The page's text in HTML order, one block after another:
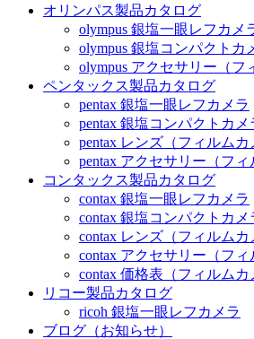
オリンパス製品カタログ
olympus 銀塩一眼レフカメ
olympus 銀塩コンパクトカ
olympus アクセサリー（フ
ペンタックス製品カタログ
pentax 銀塩一眼レフカメラ
pentax 銀塩コンパクトカメ
pentax レンズ（フィルムカ
pentax アクセサリー（フィ
コンタックス製品カタログ
contax 銀塩一眼レフカメラ
contax 銀塩コンパクトカメ
contax レンズ（フィルムカ
contax アクセサリー（フィ
contax 価格表（フィルムカ
リコー製品カタログ
ricoh 銀塩一眼レフカメラ
ブログ（お知らせ）